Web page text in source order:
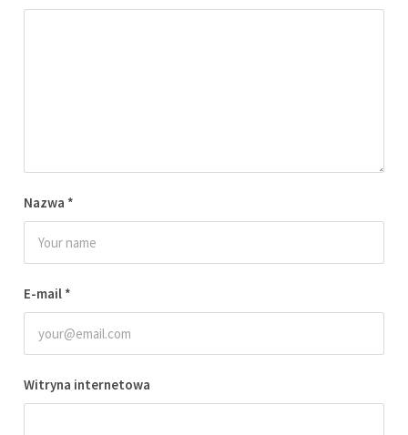
Nazwa *
E-mail *
Witryna internetowa